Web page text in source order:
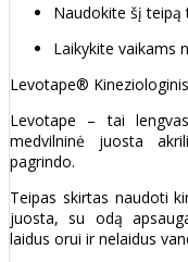
Naudokite šį
Laikykite vaikams
Levotape®
Levotape – tai
medvilninė juosta
pagrindo.
Teipas skirtas naudoti
juosta, su odą
laidus orui ir nelaidus